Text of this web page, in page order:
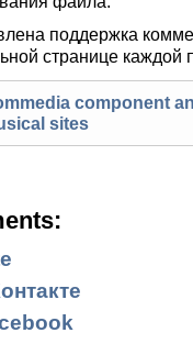
поддержка
странице каждой
component
sites